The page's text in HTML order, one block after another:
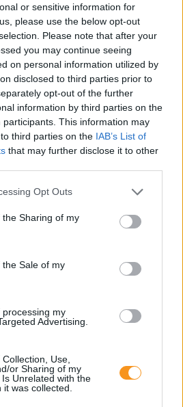
or sensitive information for
please use the below opt-out
Please note that after your
you may continue seeing
on personal information utilized by
disclosed to third parties prior to
opt-out of the further
information by third parties on the
participants. This information may
third parties on the IAB’s List of
that may further disclose it to other
app uses one or more Google
usage behaviour. You may click to
Google and its third-party tags to
purposes in below Google
Opt Outs
Sharing of my
Sale of my
my
Advertising.
Use,
or Sharing of my
Unrelated with the
was collected.
körében ma már 65–75
harapási rendellenességek
minden második–harmadik
problémák lassan, évek
nem feltűnőek, és a szülők
veszik észre őket, amikor már
tanácsai.
Pozitív
abban legtöbben
ha a tanár kiabálna
Ám ha egy
több, mint húsz